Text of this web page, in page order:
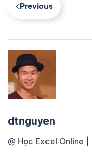
Previous
dtnguyen
@ Học Excel Online